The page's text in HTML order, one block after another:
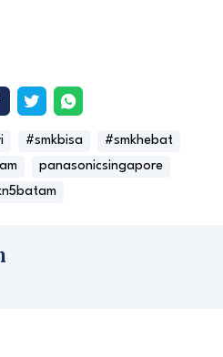
#smkbisa
#smkhebat
panasonicsingapore